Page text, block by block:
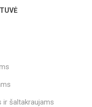
ir šaltakraujams